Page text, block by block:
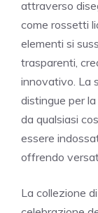
attraverso
come rossetti
elementi si
trasparenti,
innovativo. La
distingue per
da qualsiasi
essere
offrendo
La collezione di